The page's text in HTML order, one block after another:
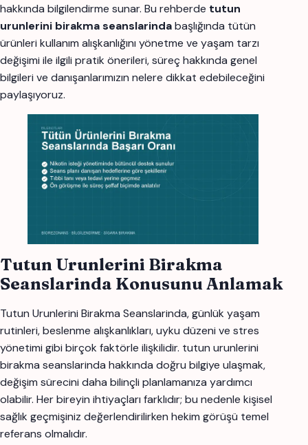
hakkında bilgilendirme sunar. Bu rehberde tutun
urunlerini birakma seanslarindabaşlığında tütün
ürünleri kullanım alışkanlığını yönetme ve yaşam tarzı
değişimi ile ilgili pratik önerileri, süreç hakkında genel
bilgileri ve danışanlarımızın nelere dikkat edebileceğini
paylaşıyoruz.
Tutun Urunlerini Birakma
Seanslarinda Konusunu Anlamak
Tutun Urunlerini Birakma Seanslarinda, günlük yaşam
rutinleri, beslenme alışkanlıkları, uyku düzeni ve stres
yönetimi gibi birçok faktörle ilişkilidir. tutun urunlerini
birakma seanslarinda hakkında doğru bilgiye ulaşmak,
değişim sürecini daha bilinçli planlamanıza yardımcı
olabilir. Her bireyin ihtiyaçları farklıdır; bu nedenle kişisel
sağlık geçmişiniz değerlendirilirken hekim görüşü temel
referans olmalıdır.